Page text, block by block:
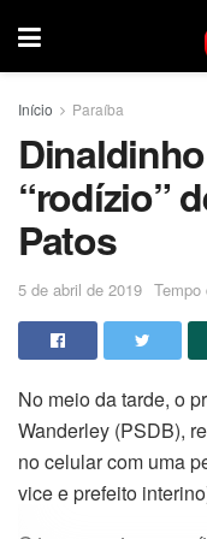
Início Paraíba
“rodízio”
Patos
5 de abril de 2019 Tempo
No meio da tarde, o
Wanderley (PSDB),
no celular com uma
vice e prefeito